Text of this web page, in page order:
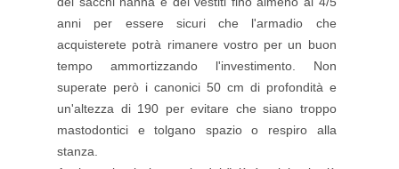
anni per essere sicuri che l'armadio che
acquisterete potrà rimanere vostro per un buon
tempo ammortizzando l'investimento. Non
superate però i canonici 50 cm di profondità e
un'altezza di 190 per evitare che siano troppo
mastodontici e tolgano spazio o respiro alla
stanza.